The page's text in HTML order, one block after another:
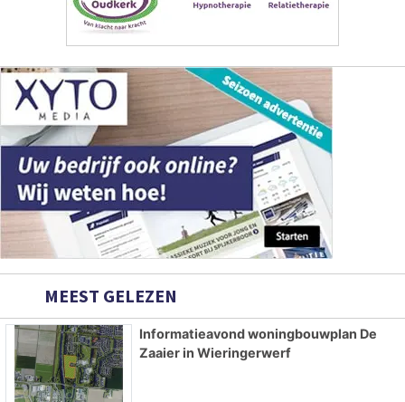
MEEST GELEZEN
Informatieavond woningbouwplan De
Zaaier in Wieringerwerf